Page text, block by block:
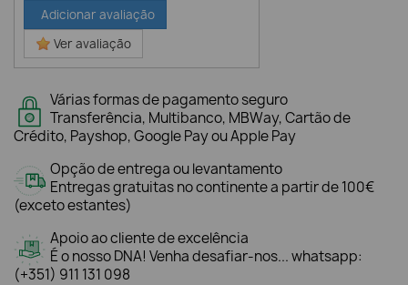
Adicionar avaliação
Ver avaliação
Várias formas de pagamento seguro
Transferência, Multibanco, MBWay, Cartão de
Crédito, Payshop, Google Pay ou Apple Pay
Opção de entrega ou levantamento
Entregas gratuitas no continente a partir de 100€
(exceto estantes)
Apoio ao cliente de excelência
É o nosso DNA! Venha desafiar-nos... whatsapp:
(+351) 911 131 098